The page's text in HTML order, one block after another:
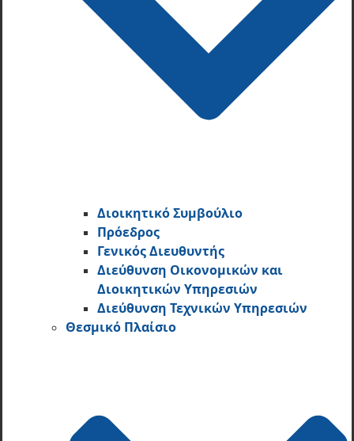
Διοικητικό Συμβούλιο
Πρόεδρος
Γενικός Διευθυντής
Διεύθυνση Οικονομικών και
Διοικητικών Υπηρεσι­ών
Διεύθυνση Τεχνικών Υπηρεσιών
Θεσμικό Πλαίσιο